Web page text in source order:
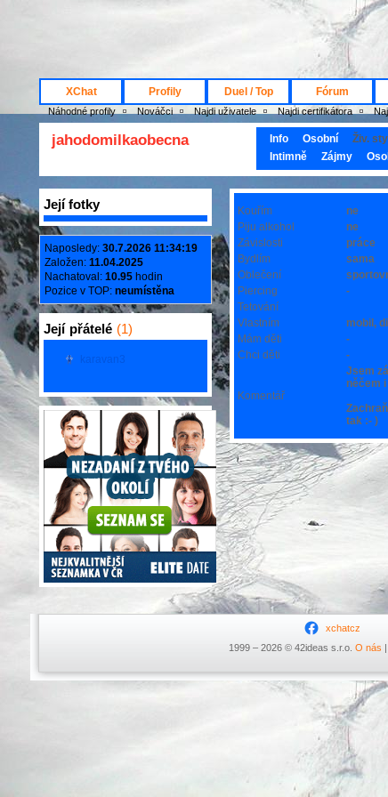
XChat Profily Duel / Top Fórum
Náhodné profily Nováčci Najdi uživatele Najdi certifikátora
jahodomilkaobecna Info Osobní Živ. styl
Intimně
Zájmy
Její fotky
Naposledy: 30.7.2026 11:34:19
Založen: 11.04.2025
Nachatoval: 10.95 hodin
Pozice v TOP: neumístěna
Její přátelé (1)
karavan3
Kouřím
ne
Piju alkohol
ne
Závislosti
práce
Bydlím
sama
Oblečení
Piercing
-
Tetování
Vlastním
mobil,
Mám děti
-
Chci děti
-
Komentář
Jsem
něčem
tak :- )
xchatcz
1999 – 2026 © 42ideas s.r.o. O nás |